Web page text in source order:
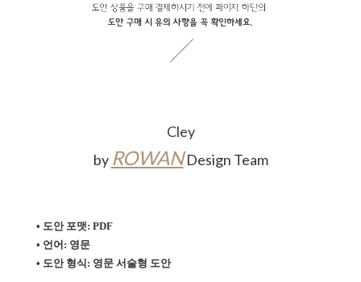
Cley
by ROWAN Design Team
• 도안 포맷: PDF
• 언어: 영문
• 도안 형식: 영문 서술형 도안